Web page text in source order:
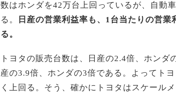
数はホンダを42万台上回っているが、自動
る。
日産の営業利益率も、1台当たりの営
る。
トヨタの販売台数は、日産の2.4倍、ホンダ
産の3.9倍、ホンダの3倍である。よってト
く上回る。そう、確かにトヨタはスケール